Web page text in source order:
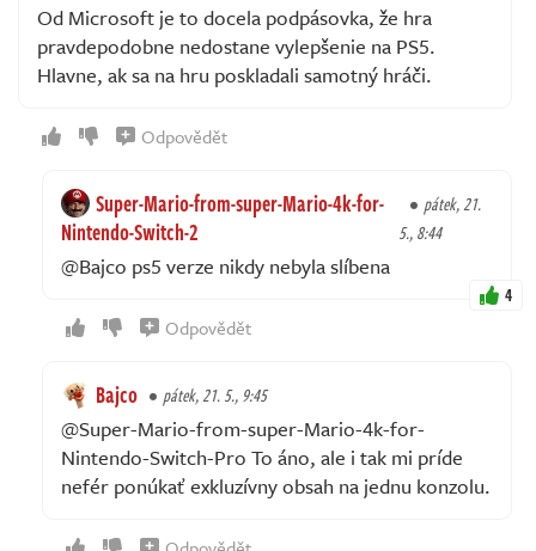
Od Microsoft je to docela podpásovka, že hra
pravdepodobne nedostane vylepšenie na PS5.
Hlavne, ak sa na hru poskladali samotný hráči.
Odpovědět
Super-Mario-from-super-Mario-4k-for-
Nintendo-Switch-2
pátek, 21.
5., 8:44
@Bajco ps5 verze nikdy nebyla slíbena
4
Odpovědět
Bajco pátek, 21. 5., 9:45
@Super-Mario-from-super-Mario-4k-for-
Nintendo-Switch-Pro To áno, ale i tak mi príde
nefér ponúkať exkluzívny obsah na jednu konzolu.